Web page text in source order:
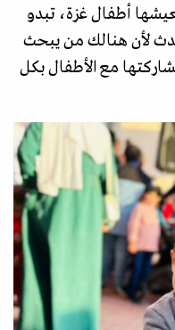
أطفال غزة، تبدو
لأن هنالك من يبحث
مع الأطفال بكل